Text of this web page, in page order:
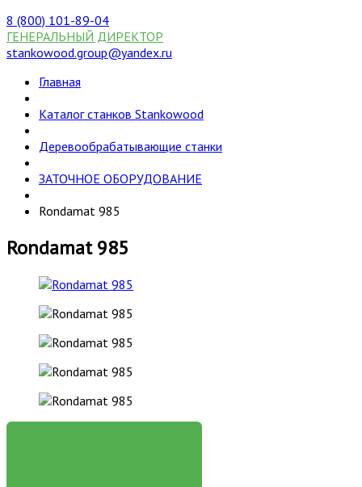
8 (800) 101-89-04
ГЕНЕРАЛЬНЫЙ ДИРЕКТОР
stankowood.group@yandex.ru
Главная
Каталог станков Stankowood
Деревообрабатывающие станки
ЗАТОЧНОЕ ОБОРУДОВАНИЕ
Rondamat 985
Rondamat 985